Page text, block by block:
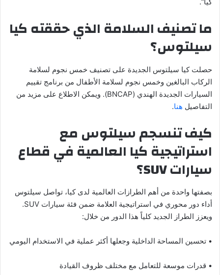
ما تصنيف السلامة الذي حققته كيا
سيلتوس؟
حصلت كيا سيلتوس الجديدة على تصنيف خمس نجوم لسلامة
الركاب البالغين وخمس نجوم لسلامة الأطفال من برنامج تقييم
السيارات الجديدة الهندي (BNCAP). ويمكن الاطلاع على مزيد من
التفاصيل هنا.
كيفتنسجمسيلتوس مع
استراتيجية كيا العالمية في قطاع
سياراتSUV؟
بصفتها واحدة من أهم الطرازات العالمية لدى كيا، تواصل سيلتوس
أداء دور محوري في استراتيجية العلامة ضمن فئة سيارات SUV.
ويعزز الطراز الجديد كلياً هذا الدور من خلال:
• تحسين المساحة الداخلية وجعلها أكثر عملية في الاستخدام اليومي
• قدرات موسعة للتعامل مع مختلف ظروف القيادة